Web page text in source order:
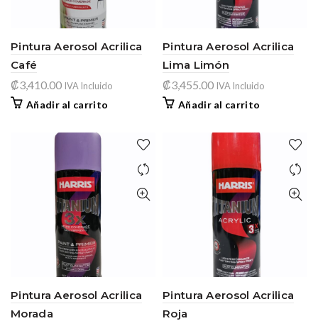
Pintura Aerosol Acrilica
Café
₡3,410.00 IVA Incluido
Añadir al carrito
Pintura Aerosol Acrilica
Lima Limón
₡3,455.00 IVA Incluido
Añadir al carrito
Pintura Aerosol Acrilica
Morada
Pintura Aerosol Acrilica
Roja